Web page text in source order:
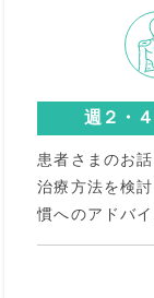
週２・
患者さまのお
治療方法を検
慣へのアドバ